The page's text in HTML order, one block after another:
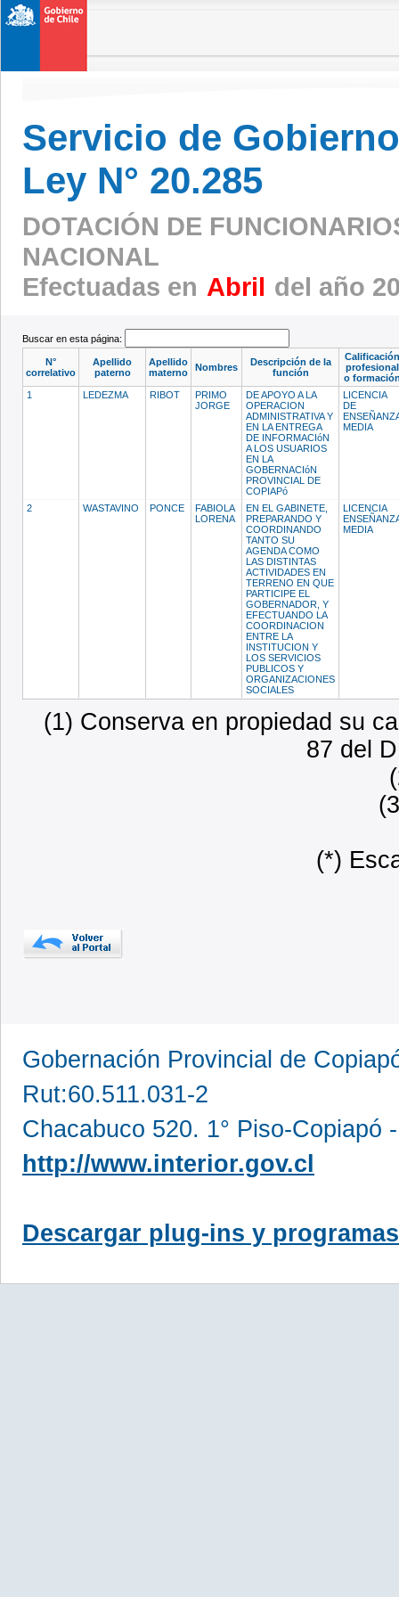
Servicio de
Ley N° 20.285
DOTACIÓN DE
NACIONAL
Efectuadas en Abril del año
Buscar en esta página:
N°
correlativo
Apellido
paterno
Apellido
materno
Nombres
Descripción de la
función
Calificación
profesional
o
1
LEDEZMA RIBOT
PRIMO
JORGE
DE APOYO A LA
OPERACION
ADMINISTRATIVA Y
EN LA ENTREGA
DE INFORMACIóN
A LOS USUARIOS
EN LA
GOBERNACIóN
PROVINCIAL DE
COPIAPó
LICENCIA
DE
MEDIA
2 WASTAVINO PONCE
FABIOLA
LORENA
EN EL GABINETE,
PREPARANDO Y
COORDINANDO
TANTO SU
AGENDA COMO
LAS DISTINTAS
ACTIVIDADES EN
TERRENO EN QUE
PARTICIPE EL
GOBERNADOR, Y
EFECTUANDO LA
COORDINACION
ENTRE LA
INSTITUCION Y
LOS SERVICIOS
PUBLICOS Y
ORGANIZACIONES
SOCIALES
LICENCIA
MEDIA
(1) Conserva en propiedad su
87 del
(*)
Gobernación Provincial de
Rut:60.511.031-2
Chacabuco 520. 1° Piso-Copiapó
http://www.interior.gov.cl
Descargar plug-ins y